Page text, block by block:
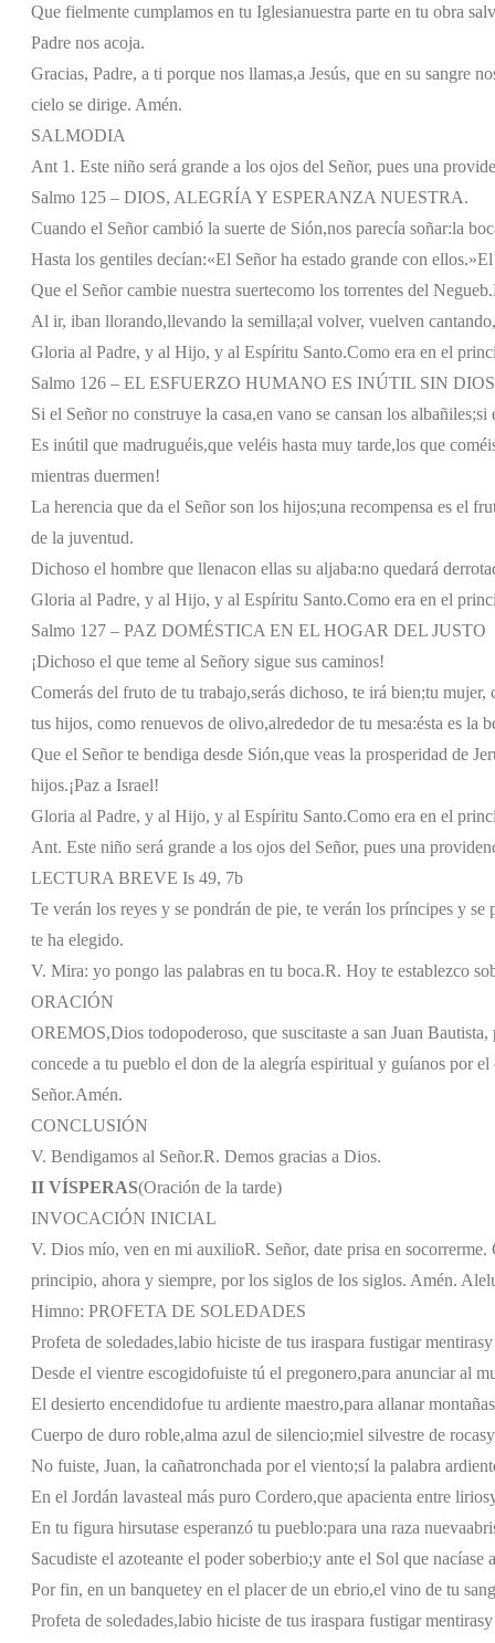
Que fielmente cumplamos en tu Iglesianuestra parte en tu obra
Padre nos acoja.
Gracias, Padre, a ti porque nos llamas,a Jesús, que en su sangre
cielo se dirige. Amén.
SALMODIA
Ant 1. Este niño será grande a los ojos del Señor, pues una
Salmo 125 – DIOS, ALEGRÍA Y ESPERANZA NUESTRA.
Cuando el Señor cambió la suerte de Sión,nos parecía soñar:la
Hasta los gentiles decían:«El Señor ha estado grande con ellos.»El
Que el Señor cambie nuestra suertecomo los torrentes del Negueb.
Al ir, iban llorando,llevando la semilla;al volver, vuelven cantando,
Gloria al Padre, y al Hijo, y al Espíritu Santo.Como era en el
Salmo 126 – EL ESFUERZO HUMANO ES INÚTIL SIN
Si el Señor no construye la casa,en vano se cansan los albañiles;si
Es inútil que madruguéis,que veléis hasta muy tarde,los que
mientras duermen!
La herencia que da el Señor son los hijos;una recompensa es el
de la juventud.
Dichoso el hombre que llenacon ellas su aljaba:no quedará
Gloria al Padre, y al Hijo, y al Espíritu Santo.Como era en el
Salmo 127 – PAZ DOMÉSTICA EN EL HOGAR DEL JUSTO
¡Dichoso el que teme al Señory sigue sus caminos!
Comerás del fruto de tu trabajo,serás dichoso, te irá bien;tu mujer,
tus hijos, como renuevos de olivo,alrededor de tu mesa:ésta es la
Que el Señor te bendiga desde Sión,que veas la prosperidad de
hijos.¡Paz a Israel!
Gloria al Padre, y al Hijo, y al Espíritu Santo.Como era en el
Ant. Este niño será grande a los ojos del Señor, pues una
LECTURA BREVE Is 49, 7b
Te verán los reyes y se pondrán de pie, te verán los príncipes y
te ha elegido.
V. Mira: yo pongo las palabras en tu boca.R. Hoy te establezco
ORACIÓN
OREMOS,Dios todopoderoso, que suscitaste a san Juan
concede a tu pueblo el don de la alegría espiritual y guíanos por
Señor.Amén.
CONCLUSIÓN
V. Bendigamos al Señor.R. Demos gracias a Dios.
II VÍSPERAS(Oración de la tarde)
INVOCACIÓN INICIAL
V. Dios mío, ven en mi auxilioR. Señor, date prisa en
principio, ahora y siempre, por los siglos de los siglos. Amén.
Himno: PROFETA DE SOLEDADES
Profeta de soledades,labio hiciste de tus iraspara fustigar mentirasy
Desde el vientre escogidofuiste tú el pregonero,para anunciar al
El desierto encendidofue tu ardiente maestro,para allanar montañas
Cuerpo de duro roble,alma azul de silencio;miel silvestre de rocas
No fuiste, Juan, la cañatronchada por el viento;sí la palabra
En el Jordán lavasteal más puro Cordero,que apacienta entre lirios
En tu figura hirsutase esperanzó tu pueblo:para una raza nueva
Sacudiste el azoteante el poder soberbio;y ante el Sol que nacíase
Por fin, en un banquetey en el placer de un ebrio,el vino de tu
Profeta de soledades,labio hiciste de tus iraspara fustigar mentirasy